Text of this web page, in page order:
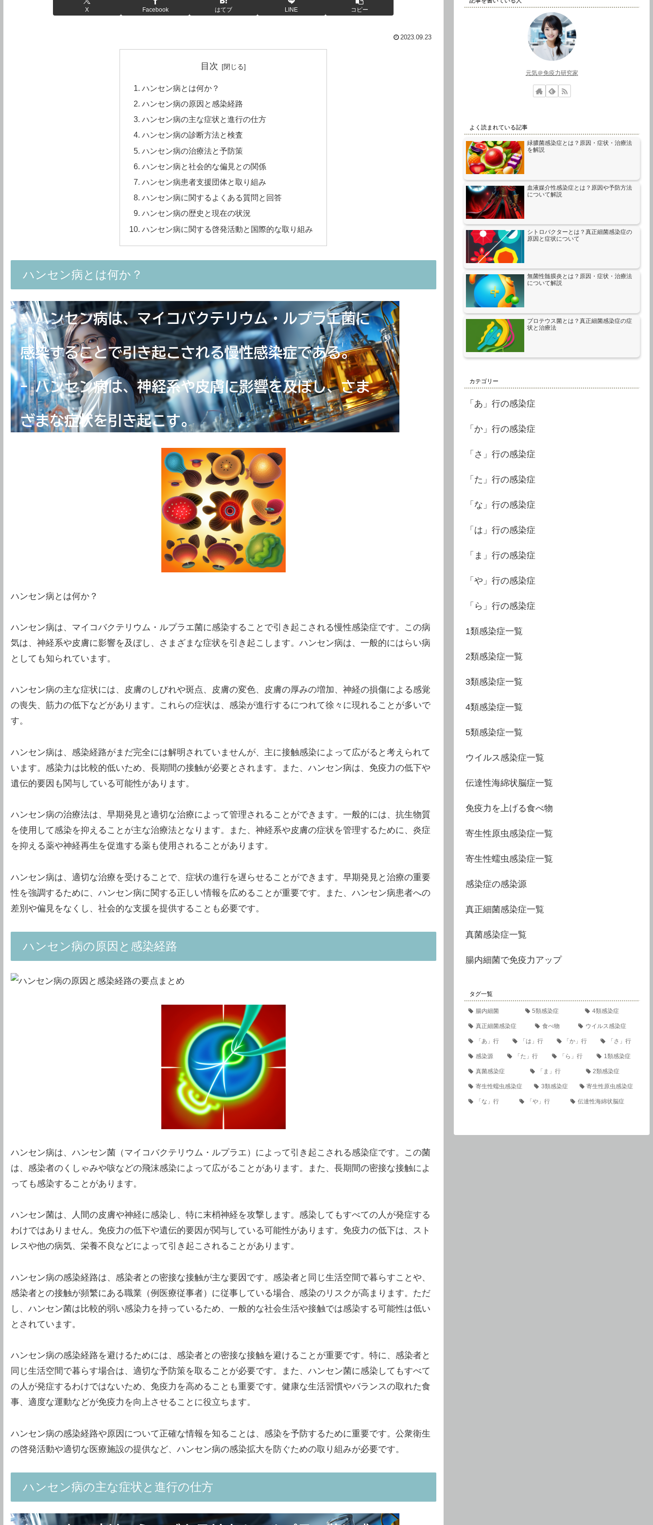
X Facebook はてブ LINE コピー
2023.09.23
目次
ハンセン病とは何か？
ハンセン病の原因と感染経路
ハンセン病の主な症状と進行の仕方
ハンセン病の診断方法と検査
ハンセン病の治療法と予防策
ハンセン病と社会的な偏見との関係
ハンセン病患者支援団体と取り組み
ハンセン病に関するよくある質問と回答
ハンセン病の歴史と現在の状況
ハンセン病に関する啓発活動と国際的な取り組み
ハンセン病とは何か？
ハンセン病とは何か？
ハンセン病は、マイコバクテリウム・ルプラエ菌に感染することで引き起こされる慢性感染症です。この病
気は、神経系や皮膚に影響を及ぼし、さまざまな症状を引き起こします。ハンセン病は、一般的にはらい病
としても知られています。
ハンセン病の主な症状には、皮膚のしびれや斑点、皮膚の変色、皮膚の厚みの増加、神経の損傷による感覚
の喪失、筋力の低下などがあります。これらの症状は、感染が進行するにつれて徐々に現れることが多いで
す。
ハンセン病は、感染経路がまだ完全には解明されていませんが、主に接触感染によって広がると考えられて
います。感染力は比較的低いため、長期間の接触が必要とされます。また、ハンセン病は、免疫力の低下や
遺伝的要因も関与している可能性があります。
ハンセン病の治療法は、早期発見と適切な治療によって管理されることができます。一般的には、抗生物質
を使用して感染を抑えることが主な治療法となります。また、神経系や皮膚の症状を管理するために、炎症
を抑える薬や神経再生を促進する薬も使用されることがあります。
ハンセン病は、適切な治療を受けることで、症状の進行を遅らせることができます。早期発見と治療の重要
性を強調するために、ハンセン病に関する正しい情報を広めることが重要です。また、ハンセン病患者への
差別や偏見をなくし、社会的な支援を提供することも必要です。
ハンセン病の原因と感染経路
ハンセン病は、ハンセン菌（マイコバクテリウム・ルプラエ）によって引き起こされる感染症です。この菌
は、感染者のくしゃみや咳などの飛沫感染によって広がることがあります。また、長期間の密接な接触によ
っても感染することがあります。
ハンセン菌は、人間の皮膚や神経に感染し、特に末梢神経を攻撃します。感染してもすべての人が発症する
わけではありません。免疫力の低下や遺伝的要因が関与している可能性があります。免疫力の低下は、スト
レスや他の病気、栄養不良などによって引き起こされることがあります。
ハンセン病の感染経路は、感染者との密接な接触が主な要因です。感染者と同じ生活空間で暮らすことや、
感染者との接触が頻繁にある職業（例医療従事者）に従事している場合、感染のリスクが高まります。ただ
し、ハンセン菌は比較的弱い感染力を持っているため、一般的な社会生活や接触では感染する可能性は低い
とされています。
ハンセン病の感染経路を避けるためには、感染者との密接な接触を避けることが重要です。特に、感染者と
同じ生活空間で暮らす場合は、適切な予防策を取ることが必要です。また、ハンセン菌に感染してもすべて
の人が発症するわけではないため、免疫力を高めることも重要です。健康な生活習慣やバランスの取れた食
事、適度な運動などが免疫力を向上させることに役立ちます。
ハンセン病の感染経路や原因について正確な情報を知ることは、感染を予防するために重要です。公衆衛生
の啓発活動や適切な医療施設の提供など、ハンセン病の感染拡大を防ぐための取り組みが必要です。
ハンセン病の主な症状と進行の仕方
元気＠免疫力研究家
よく読まれている記事
緑膿菌感染症とは？原因・症状・治療法
を解説
血液媒介性感染症とは？原因や予防方法
について解説
シトロバクターとは？真正細菌感染症の
原因と症状について
無菌性髄膜炎とは？原因・症状・治療法
について解説
プロテウス菌とは？真正細菌感染症の症
状と治療法
カテゴリー
「あ」行の感染症
「か」行の感染症
「さ」行の感染症
「た」行の感染症
「な」行の感染症
「は」行の感染症
「ま」行の感染症
「や」行の感染症
「ら」行の感染症
1類感染症一覧
2類感染症一覧
3類感染症一覧
4類感染症一覧
5類感染症一覧
ウイルス感染症一覧
伝達性海綿状脳症一覧
免疫力を上げる食べ物
寄生性原虫感染症一覧
寄生性蠕虫感染症一覧
感染症の感染源
真正細菌感染症一覧
真菌感染症一覧
腸内細菌で免疫力アップ
タグ一覧
腸内細菌 5類感染症 4類感染症
真正細菌感染症 食べ物 ウイルス感染症
「あ」行 「は」行 「か」行 「さ」行
感染源 「た」行 「ら」行 1類感染症
真菌感染症 「ま」行 2類感染症
寄生性蠕虫感染症 3類感染症 寄生性原虫感染症
「な」行 「や」行 伝達性海綿状脳症